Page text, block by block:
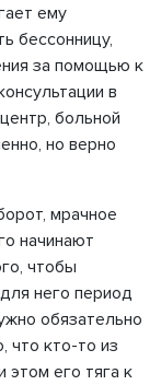
ему
бессонницу,
за помощью к
в
больной
но верно
мрачное
начинают
чтобы
него период
обязательно
что кто-то из
этом его тяга к